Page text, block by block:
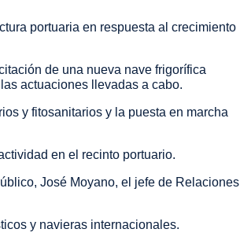
portuaria en respuesta al crecimiento
de una nueva nave frigorífica
actuaciones llevadas a cabo.
y fitosanitarios y la puesta en marcha
en el recinto portuario.
José Moyano, el jefe de Relaciones
y navieras internacionales.